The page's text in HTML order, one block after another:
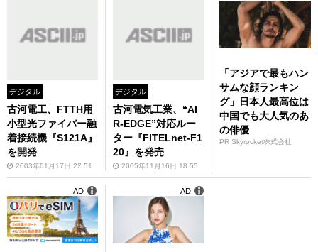
デジタル
古河電工、FTTH用
小型光ファイバー融
着接続機『S121A』
を開発
2003年01月17日 22:51
デジタル
古河電気工業、“AI
R-EDGE”対応ルー
ター『FITELnet-F1
20』を発売
2005年11月16日 18:55
「アジアで最もハン
サムな顔ランキン
グ」日本人最高位は
中国でも大人気のあ
の俳優
PR Skyrocket株式会社
AD AD